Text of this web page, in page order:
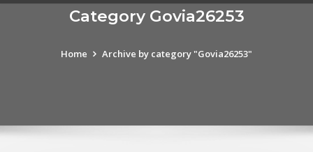
Category Govia26253
Home Archive by category "Govia26253"